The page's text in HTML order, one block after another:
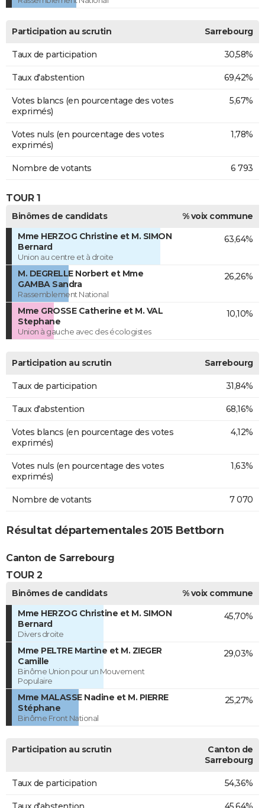
Participation au scrutin Sarrebourg
Taux de participation 30,58%
Taux d'abstention 69,42%
Votes blancs (en pourcentage des votes
exprimés)
5,67%
Votes nuls (en pourcentage des votes
exprimés)
1,78%
Nombre de votants 6 793
TOUR 1
Binômes de candidats
% voix commune
Mme HERZOG Christine et M. SIMON
Bernard
Union au centre et à droite
63,64%
M. DEGRELLE Norbert et Mme
GAMBA Sandra
Rassemblement National
26,26%
Mme GROSSE Catherine et M. VAL
Stephane
Union à gauche avec des écologistes
10,10%
Participation au scrutin Sarrebourg
Taux de participation 31,84%
Taux d'abstention 68,16%
Votes blancs (en pourcentage des votes
exprimés)
4,12%
Votes nuls (en pourcentage des votes
exprimés)
1,63%
Nombre de votants 7 070
Résultat départementales 2015 Bettborn
Canton de Sarrebourg
TOUR 2
Binômes de candidats
% voix commune
Mme HERZOG Christine et M. SIMON
Bernard
Divers droite
45,70%
Mme PELTRE Martine et M. ZIEGER
Camille
Binôme Union pour un Mouvement
Populaire
29,03%
Mme MALASSE Nadine et M. PIERRE
Stéphane
Binôme Front National
25,27%
Participation au scrutin
Canton de
Sarrebourg
Taux de participation 54,36%